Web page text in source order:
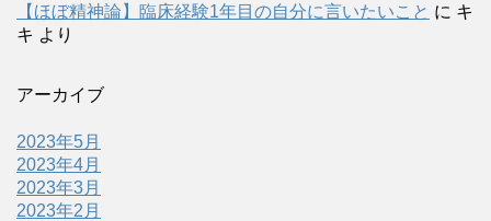
【ほぼ精神論】臨床経験1年目の自分に言いたいこと に キ
キ より
アーカイブ
2023年5月
2023年4月
2023年3月
2023年2月